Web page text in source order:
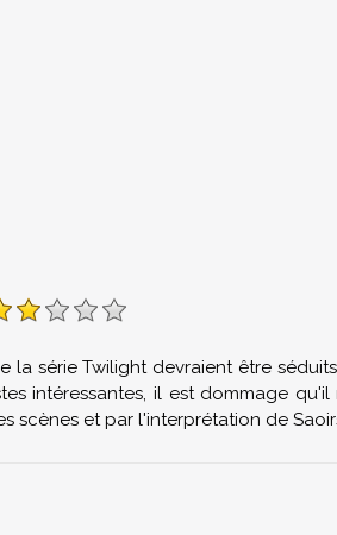
la série Twilight devraient être
intéressantes, il est dommage
scènes et par l'interprétation de